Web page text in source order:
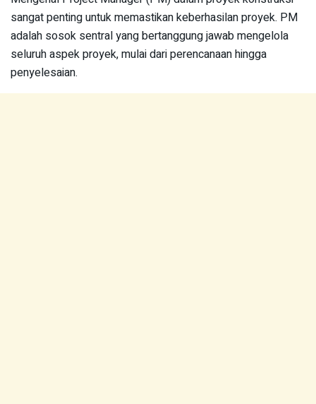
sangat penting untuk memastikan keberhasilan proyek. PM
adalah sosok sentral yang bertanggung jawab mengelola
seluruh aspek proyek, mulai dari perencanaan hingga
penyelesaian.